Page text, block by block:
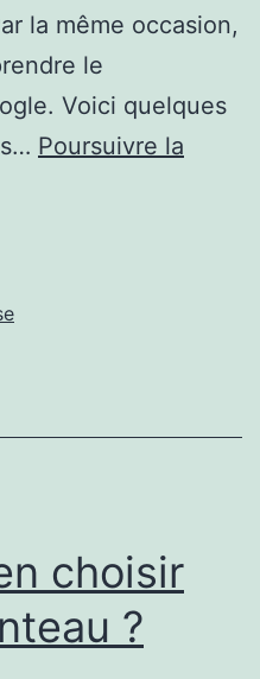
la même occasion,
le
Voici quelques
Poursuivre la
choisir
?